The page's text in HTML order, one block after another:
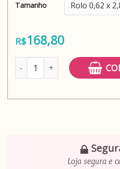
Tamanho
R$168,80
Adesivo papel de parede
Loja segura e